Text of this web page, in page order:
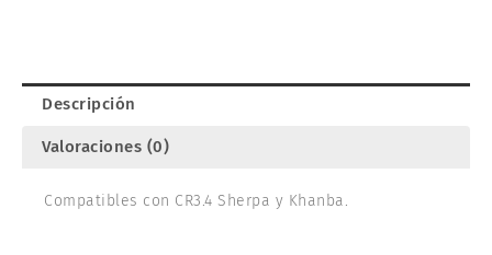
Descripción
Valoraciones (0)
Compatibles con CR3.4 Sherpa y Khanba.